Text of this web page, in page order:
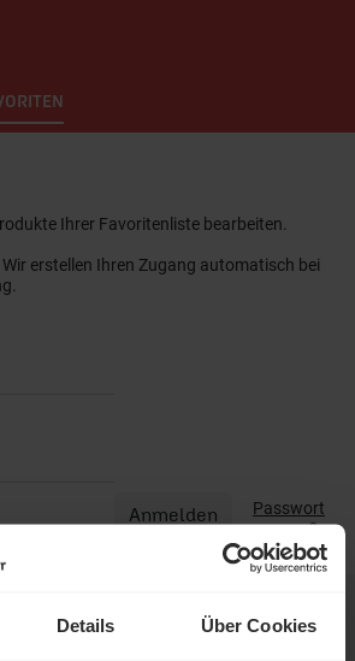
Details Über Cookies
Ihrer Favoritenliste bearbeiten.
Wir erstellen Ihren Zugang automatisch bei
Passwort
vergessen?